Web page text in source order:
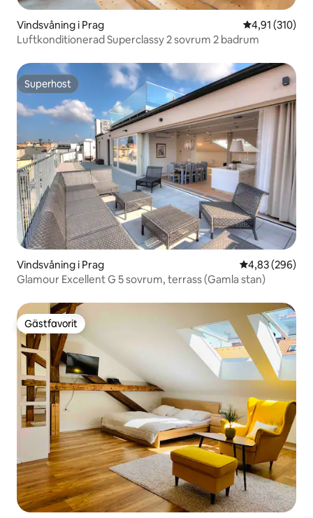
Vindsvåning i Prag 4,91 av 5 i
4,91 (310)
Luftkonditionerad Superclassy 2 sovrum 2 badrum
Superhost
Superhost
Vindsvåning i Prag 4,83 av 5 i
4,83 (296)
Glamour Excellent G 5 sovrum, terrass (Gamla stan)
Gästfavorit
Gästfavorit